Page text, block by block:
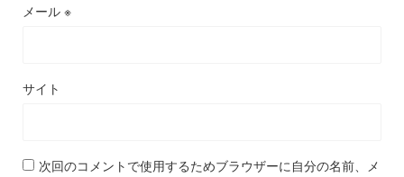
メール ※
サイト
次回のコメントで使用するためブラウザーに自分の名前、メ